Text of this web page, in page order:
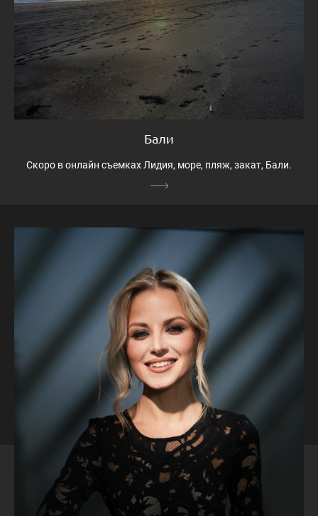
Бали
Скоро в онлайн съемках Лидия, море, пляж, закат, Бали.